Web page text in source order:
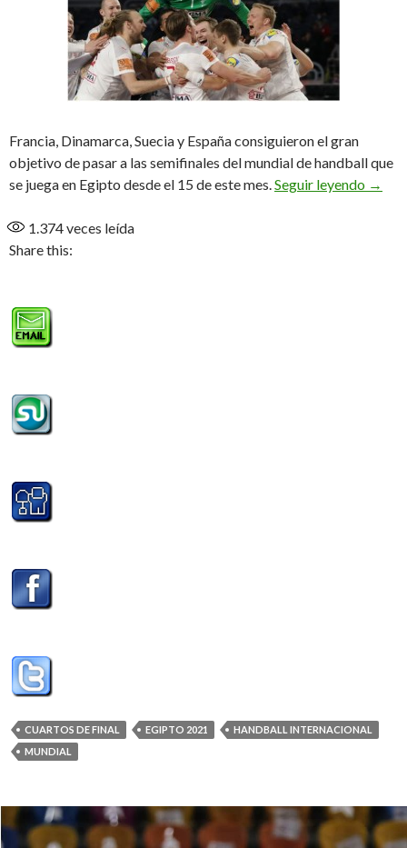
Francia, Dinamarca, Suecia y España consiguieron el gran
objetivo de pasar a las semifinales del mundial de handball que
se juega en Egipto desde el 15 de este mes.Seguir leyendo Los
→
1.374veces leída
Share this:
CUARTOS DE FINAL EGIPTO 2021
HANDBALL INTERNACIONAL
MUNDIAL